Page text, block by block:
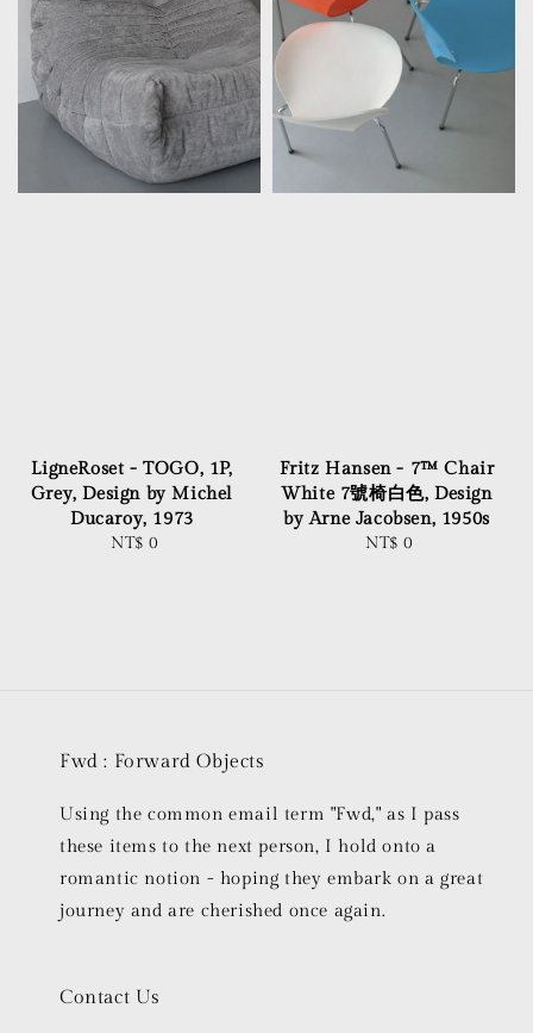
LigneRoset - TOGO, 1P,
Grey, Design by Michel
Ducaroy, 1973
Regular
NT$ 0
Fritz Hansen - 7™ Chair
White 7號椅白色, Design
by Arne Jacobsen, 1950s
Regular
NT$ 0
Fwd : Forward Objects
Using the common email term "Fwd," as I pass
these items to the next person, I hold onto a
romantic notion - hoping they embark on a great
journey and are cherished once again.
Contact Us